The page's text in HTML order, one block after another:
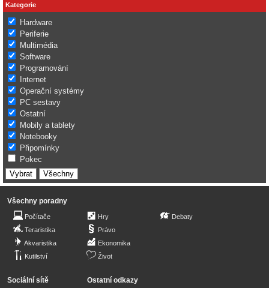
Kategorie
Hardware
Periferie
Multimédia
Software
Programování
Internet
Operační systémy
PC sestavy
Ostatní
Mobily a tablety
Notebooky
Připomínky
Pokec
Všechny poradny
Počítače
Teraristika
Akvaristika
Kutilství
Hry
Právo
Ekonomika
Život
Debaty
Sociální sítě Ostatní odkazy